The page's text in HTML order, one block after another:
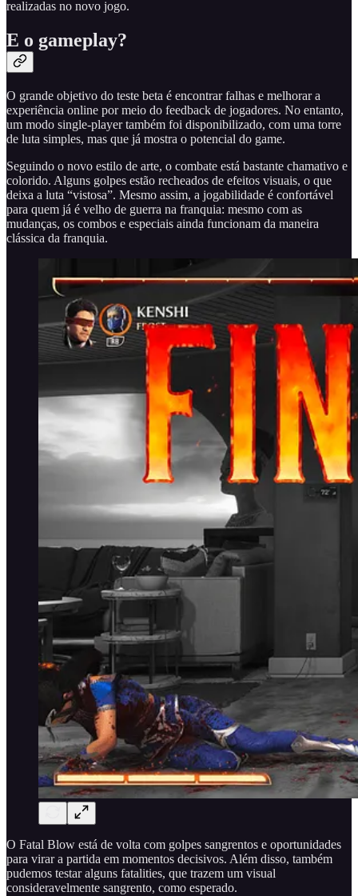
realizadas no novo jogo.
E o gameplay?
O grande objetivo do teste beta é encontrar falhas e melhorar a
experiência online por meio do feedback de jogadores. No entanto,
um modo single-player também foi disponibilizado, com uma torre
de luta simples, mas que já mostra o potencial do game.
Seguindo o novo estilo de arte, o combate está bastante chamativo e
colorido. Alguns golpes estão recheados de efeitos visuais, o que
deixa a luta “vistosa”. Mesmo assim, a jogabilidade é confortável
para quem já é velho de guerra na franquia: mesmo com as
mudanças, os combos e especiais ainda funcionam da maneira
clássica da franquia.
O Fatal Blow está de volta com golpes sangrentos e oportunidades
para virar a partida em momentos decisivos. Além disso, também
pudemos testar alguns fatalities, que trazem um visual
consideravelmente sangrento, como esperado.